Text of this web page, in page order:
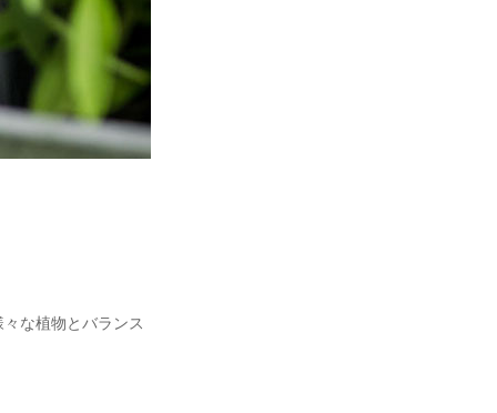
な植物とバランス